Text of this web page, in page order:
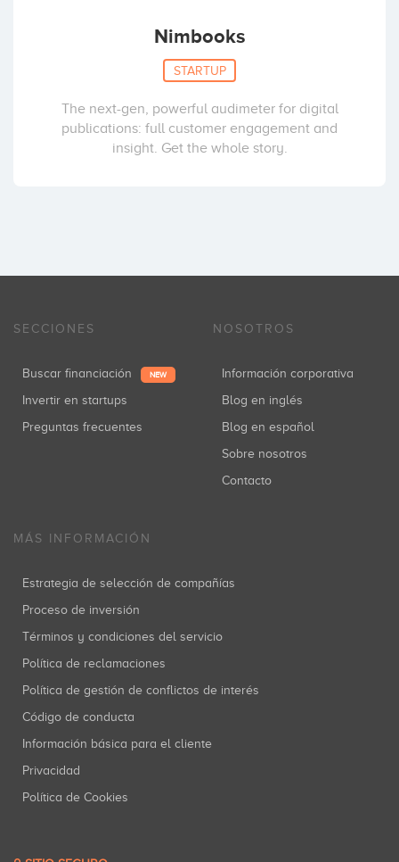
Nimbooks
STARTUP
The next-gen, powerful audimeter for digital
publications: full customer engagement and
insight. Get the whole story.
SECCIONES
Buscar financiación NEW
Invertir en startups
Preguntas frecuentes
NOSOTROS
Información corporativa
Blog en inglés
Blog en español
Sobre nosotros
Contacto
MÁS INFORMACIÓN
Estrategia de selección de compañías
Proceso de inversión
Términos y condiciones del servicio
Política de reclamaciones
Política de gestión de conflictos de interés
Código de conducta
Información básica para el cliente
Privacidad
Política de Cookies